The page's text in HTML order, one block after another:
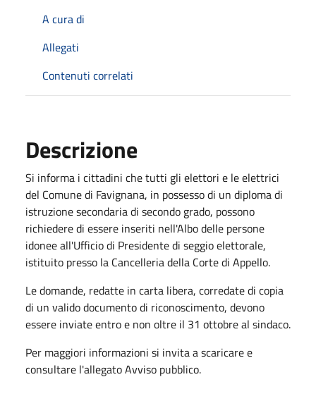
A cura di
Allegati
Contenuti correlati
Descrizione
Si informa i cittadini che tutti gli elettori e le elettrici
del Comune di Favignana, in possesso di un diploma di
istruzione secondaria di secondo grado, possono
richiedere di essere inseriti nell'Albo delle persone
idonee all'Ufficio di Presidente di seggio elettorale,
istituito presso la Cancelleria della Corte di Appello.
Le domande, redatte in carta libera, corredate di copia
di un valido documento di riconoscimento, devono
essere inviate entro e non oltre il 31 ottobre al sindaco.
Per maggiori informazioni si invita a scaricare e
consultare l'allegato Avviso pubblico.